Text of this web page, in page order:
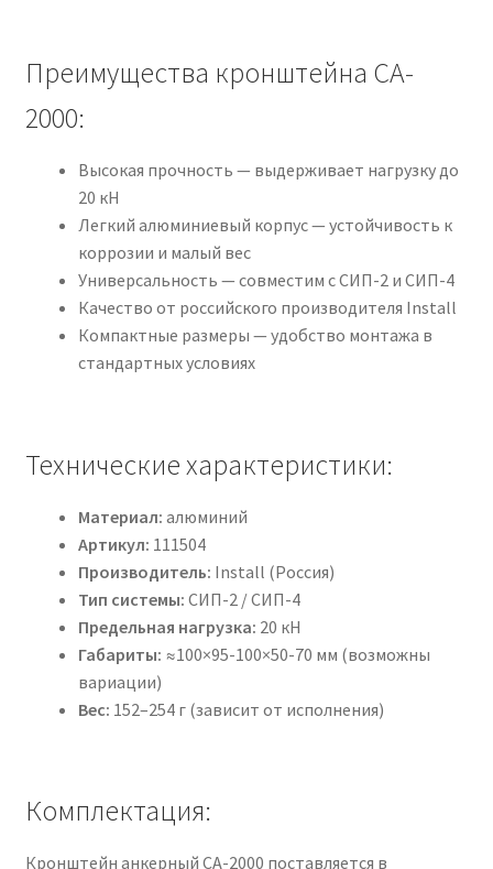
Преимущества кронштейна CA-
2000:
Высокая прочность — выдерживает нагрузку до
20 кН
Легкий алюминиевый корпус — устойчивость к
коррозии и малый вес
Универсальность — совместим с СИП-2 и СИП-4
Качество от российского производителя Install
Компактные размеры — удобство монтажа в
стандартных условиях
Технические характеристики:
Материал: алюминий
Артикул: 111504
Производитель: Install (Россия)
Тип системы: СИП-2 / СИП-4
Предельная нагрузка: 20 кН
Габариты: ≈100×95-100×50-70 мм (возможны
вариации)
Вес: 152–254 г (зависит от исполнения)
Комплектация:
Кронштейн анкерный CA-2000 поставляется в